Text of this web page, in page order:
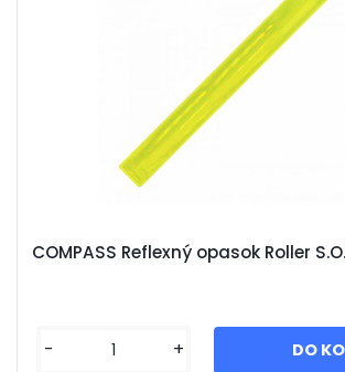
COMPASS Reflexný opasok Roller
- +